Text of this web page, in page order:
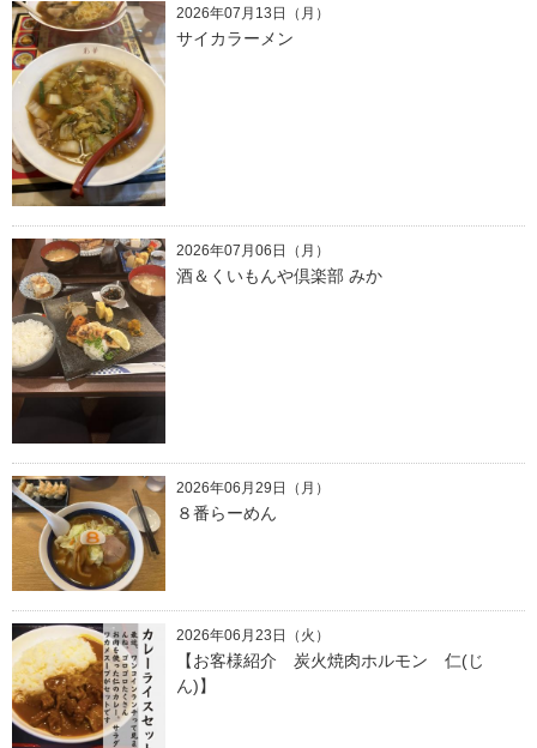
2026年07月13日（月）
サイカラーメン
2026年07月06日（月）
酒＆くいもんや倶楽部 みか
2026年06月29日（月）
８番らーめん
2026年06月23日（火）
【お客様紹介 炭火焼肉ホルモン 仁(じ
ん)】